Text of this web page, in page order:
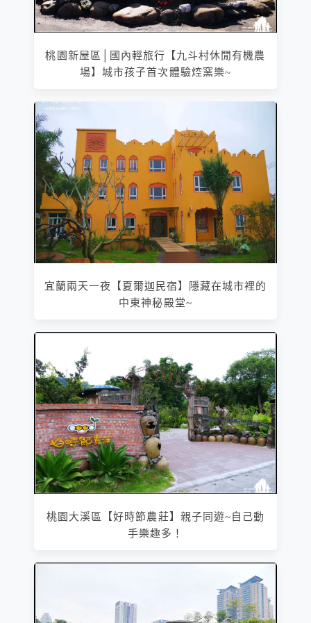
桃園新屋區│國內輕旅行【九斗村休閒有機農
場】城市孩子首次體驗焢窯樂~
宜蘭兩天一夜【夏爾迦民宿】隱藏在城市裡的
中東神秘殿堂~
桃園大溪區【好時節農莊】親子同遊~自己動
手樂趣多！